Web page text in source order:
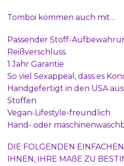
Tomboi kommen auch mit…
Passender Stoff-
Reißverschluss.
1 Jahr Garantie
So viel Sexappeal, dass es
Handgefertigt in den USA
Stoffen
Vegan-Lifestyle-freundlich
Hand- oder
DIE FOLGENDEN
IHNEN, IHRE MAßE ZU